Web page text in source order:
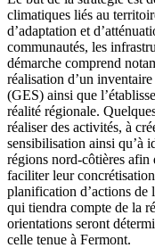
climatiques liés au
d’adaptation et
communautés, les
démarche comprend
réalisation d’un
(GES) ainsi que
réalité régionale.
réaliser des activités, à
sensibilisation ainsi qu’à
régions nord-côtières afin
faciliter leur
planification d’actions de
qui tiendra compte de la
orientations seront
celle tenue à Fermont.